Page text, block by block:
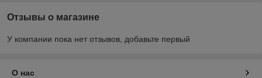
Отзывы о магазине
У компании пока нет отзывов, добавьте первый
О нас